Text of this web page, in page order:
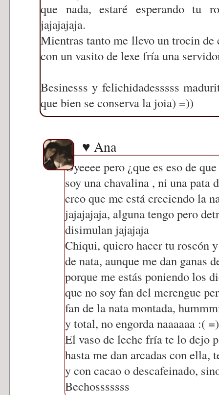
que nada, estaré esperando tu
jajajajaja.
Mientras tanto me llevo un trocin de
con un vasito de lexe fría una
Besinesss y felichidadesssss
que bien se conserva la joia) =))
♥ Ana
Oyeeee pero ¿que es eso de
soy una chavalina , ni una pata
creo que me está creciendo la
jajajajaja, alguna tengo pero
disimulan jajajaja
Chiqui, quiero hacer tu roscón
de nata, aunque me dan ganas
porque me estás poniendo los
que no soy fan del merengue
fan de la nata montada,
y total, no engorda naaaaaa :(
El vaso de leche fría te lo dejo
hasta me dan arcadas con ella,
y con cacao o descafeinado,
Bechosssssss